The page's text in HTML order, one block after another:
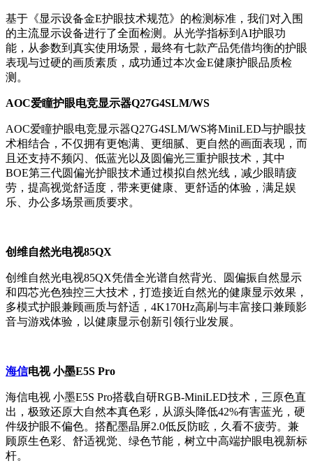
基于《显示设备金E护眼技术规范》的检测标准，我们对入围
的主流显示设备进行了全面检测。从光学指标到AI护眼功
能，从参数到真实使用场景，最终有七款产品凭借均衡的护眼
表现与过硬的画质素质，成功通过本次金E健康护眼品质检
测。
AOC爱瞳护眼电竞显示器Q27G4SLM/WS
AOC爱瞳护眼电竞显示器Q27G4SLM/WS将MiniLED与护眼技
术相结合，不仅拥有更饱满、更细腻、更自然的画面表现，而
且还支持不频闪、低蓝光以及圆偏光三重护眼技术，其中
BOE第三代圆偏光护眼技术通过模拟自然光线，减少眼睛疲
劳，提高视觉舒适度，带来更健康、更舒适的体验，满足娱
乐、办公多场景画质要求。
创维自然光电视85QX
创维自然光电视85QX凭借全光谱自然背光、圆偏振自然显示
和四芯光色独控三大技术，打造接近自然光的健康显示效果，
多模式护眼兼顾画质与舒适，4K170Hz高刷与丰富接口兼顾影
音与游戏体验，以健康显示创新引领行业发展。
海信电视 小墨E5S Pro
海信电视 小墨E5S Pro搭载自研RGB-MiniLED技术，三原色直
出，极致还原大自然本真色彩，从源头降低42%有害蓝光，硬
件级护眼不偏色。搭配墨晶屏2.0低反防眩，久看不疲劳。兼
顾原生色彩、舒适视觉、绿色节能，树立中高端护眼电视新标
杆。